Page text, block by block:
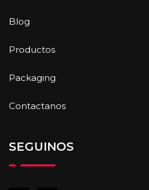
Blog
Productos
Packaging
Contactanos
SEGUINOS